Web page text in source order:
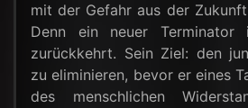
mit der Gefahr aus der
Denn ein neuer
zurückkehrt. Sein Ziel: den
zu eliminieren, bevor er eines
des menschlichen